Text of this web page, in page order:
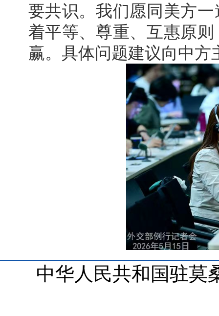
要共识。我们愿同美方
着平等、尊重、互惠原
赢。具体问题建议向中方
中华人民共和国驻莫